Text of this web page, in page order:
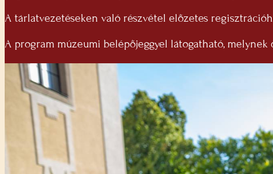
A tárlatvezetéseken való részvétel előzetes
A program múzeumi belépőjeggyel látogatható, melynek